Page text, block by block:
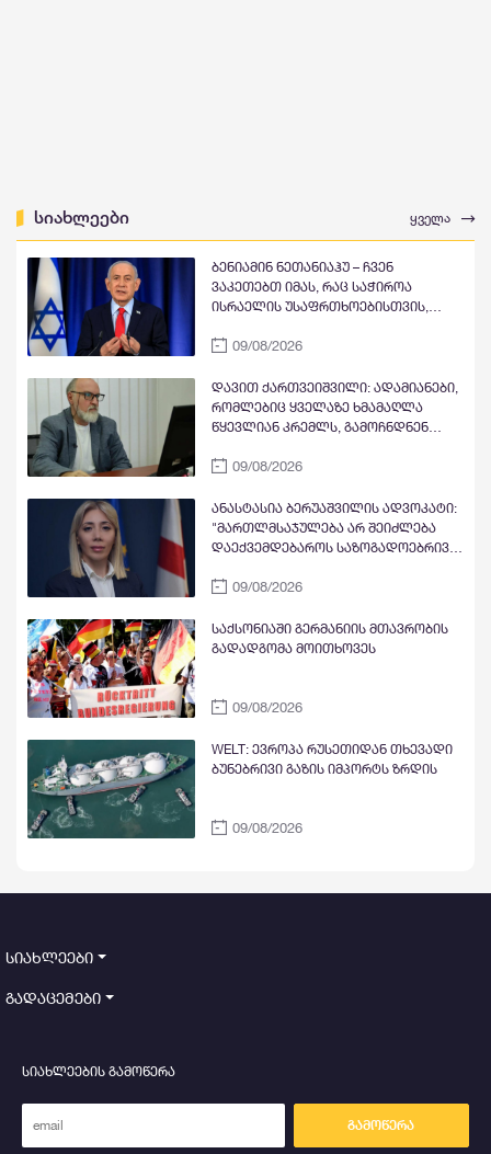
სიახლეები ყველა
ბენიამინ ნეთანიაჰუ – ჩვენ
ვაკეთებთ იმას, რაც საჭიროა
ისრაელის უსაფრთხოებისთვის,
დავდგეთ საუკეთესო მეგობრების
საჭიროა
09/08/2026
დავით ქართვეიშვილი: ადამიანები,
რომლებიც ყველაზე ხმამაღლა
წყევლიან კრემლს, გამოჩნდნენ
რაც დაწყებული ქართულ-აფხაზური
ხელსაყრელ ისტორიულ ჩიხში
დაბრუნებას უწყობს ხელს. არის თუ
არა ეს კლასიკური სამშობლოს
09/08/2026
ანასტასია ბერუაშვილის ადვოკატი:
"მართლმსაჯულება არ შეიძლება
დაექვემდებაროს საზოგადოებრივი
წინასწარ შექმნილ საზოგადოებრივ
09/08/2026
საქსონიაში გერმანიის მთავრობის
გადადგომა მოითხოვეს
09/08/2026
WELT: ევროპა რუსეთიდან თხევადი
ბუნებრივი გაზის იმპორტს ზრდის
09/08/2026
სიახლეები
გადაცემები
სიახლეების გამოწერა
გამოწერა